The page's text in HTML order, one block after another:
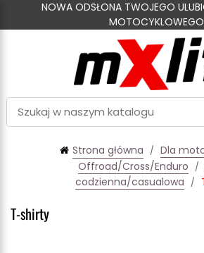
NOWA ODSŁONA TWOJEGO
Strona główna
Dla
Offroad/Cross/Enduro
codzienna/casualowa
T-shirty